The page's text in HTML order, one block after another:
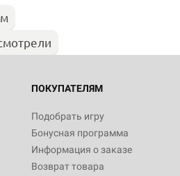
ПОКУПАТЕЛЯМ
Подобрать игру
Бонусная программа
Информация о заказе
Возврат товара